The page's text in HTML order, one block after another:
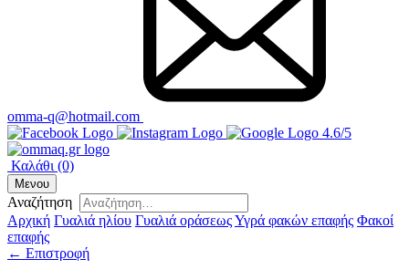
omma-q@hotmail.com
4.6/5
Καλάθι (0)
Μενου
Αναζήτηση
Αρχική Γυαλιά ηλίου Γυαλιά οράσεωςΥγρά φακών επαφής Φακοί
επαφής
← Επιστροφή